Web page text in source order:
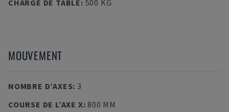
CHARGE DE TABLE: 500 KG
MOUVEMENT
NOMBRE D’AXES: 3
COURSE DE L’AXE X: 800 MM